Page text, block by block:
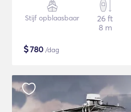
Stijf opblaasbaar
26 ft
8 m
$780 /dag